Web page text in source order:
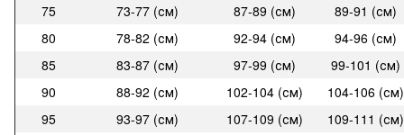
75
73-77 (см) 87-89 (см)
89-91 (см)
80
78-82 (см) 92-94 (см)
94-96 (см)
85
83-87 (см) 97-99 (см)
99-101 (см)
90
88-92 (см) 102-104 (см)
104-106 (см)
95
93-97 (см) 107-109 (см)
109-111 (см)